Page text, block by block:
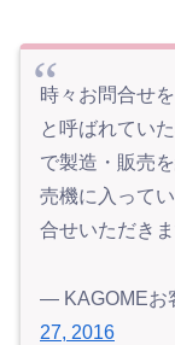
時々お問合せ
と呼ばれてい
で製造・販売
売機に入って
合せいただきま
— KAGOMEお
27, 2016